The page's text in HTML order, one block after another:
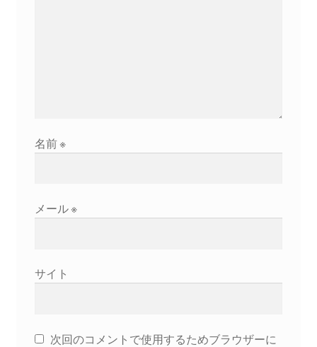
名前※
メール※
サイト
次回のコメントで使用するためブラウザーに